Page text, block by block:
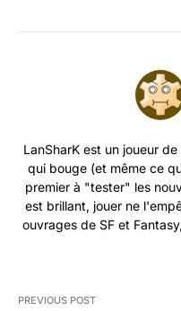
LanSharK est un joueur
qui bouge (et même ce
premier à "tester" les
est brillant, jouer ne
ouvrages de SF et
PREVIOUS POST